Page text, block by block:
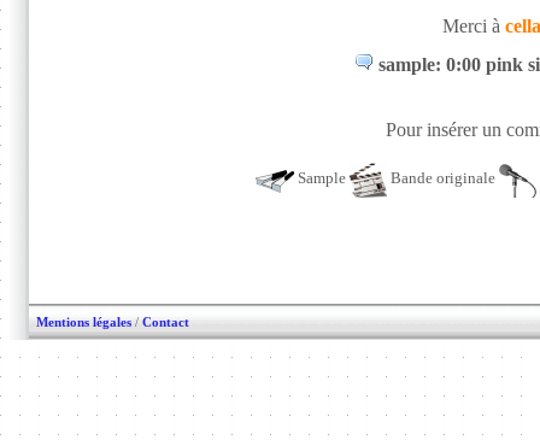
Merci à
sample: 0:00 pink
Pour insérer un
Sample Bande originale
Mentions légales / Contact